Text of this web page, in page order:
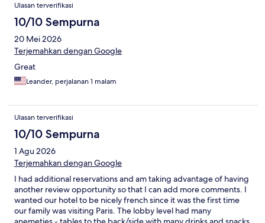
Ulasan terverifikasi
10/10 Sempurna
20 Mei 2026
Terjemahkan dengan Google
Great
Leander, perjalanan 1 malam
Ulasan terverifikasi
10/10 Sempurna
1 Agu 2026
Terjemahkan dengan Google
I had additional reservations and am taking advantage of having
another review opportunity so that I can add more comments. I
wanted our hotel to be nicely french since it was the first time
our family was visiting Paris. The lobby level had many